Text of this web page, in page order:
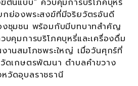
ย่องพระสงฆ์ที่มีจริยวัตรอันดี
งชุมชน พร้อมกับมีบทบาทสำคัญ
บคุมการบริโภคบุหรี่และเครื่องดื่ม
านสมโภชพระใหญ่ เมื่อวันศุกร์ที่
เกษตรพัฒนา ตำบลคำขวาง
หวัดอุบลราชธานี